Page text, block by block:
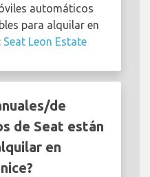
automáticos
para alquilar en
Seat Leon Estate
de
de Seat están
en